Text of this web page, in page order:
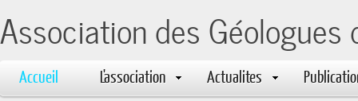
Association des Géologues
Accueil L'association Actualites